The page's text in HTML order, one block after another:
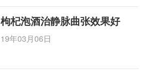
枸杞泡酒治静脉曲张效果好
19年03月06日